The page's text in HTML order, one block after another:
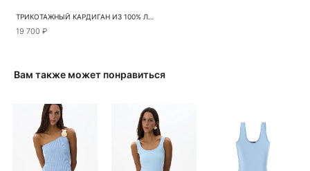
ТРИКОТАЖНЫЙ КАРДИГАН ИЗ 100% ЛЬНА
19 700 ₽
Вам также может понравиться